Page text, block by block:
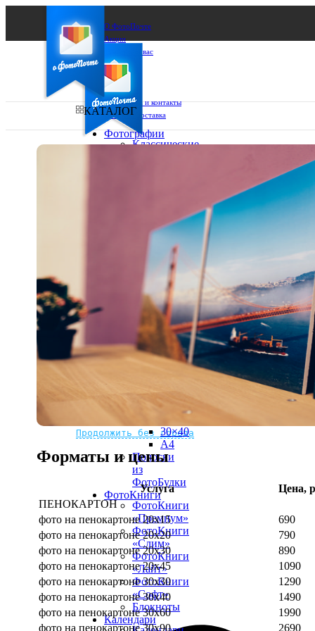
О ФотоПочте
Акции
Сделаем за вас
Бизнесу
FAQ
Франшиза
Поддержка и контакты
Оплата и доставка
Не нашли Ваш город?
Мы доставляем по всему миру
Продолжить без города
КАТАЛОГ
Фотографии
Классические
15х20
20х20
20х30
30х30
30х40
А4
Фото
рамке
10х10
10×15
13×18
15×15
20×20
20×30
30×40
A4
Полоски
из
ФотоБудки
ФотоКниги
ФотоКниги
«Премиум»
ФотоКниги
«Слим»
ФотоКниги
«Лайт»
ФотоКниги
«Софт»
Блокноты
Календари
Форматы и цены
Услуга
Цена,
ПЕНОКАРТОН
фото на пенокартоне 20х15
690
фото на пенокартоне 20х20
790
фото на пенокартоне 20х30
890
фото на пенокартоне 20х45
1090
фото на пенокартоне 30х30
1290
фото на пенокартоне 30х40
1490
фото на пенокартоне 30х60
1990
фото на пенокартоне 30х90
2690